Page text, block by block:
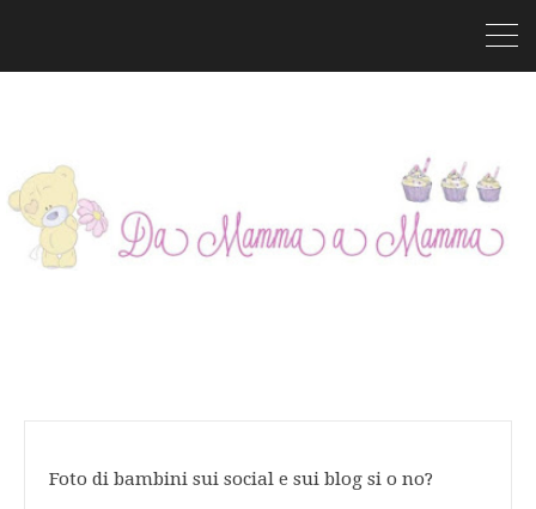
Foto di bambini sui social e sui blog si o no?